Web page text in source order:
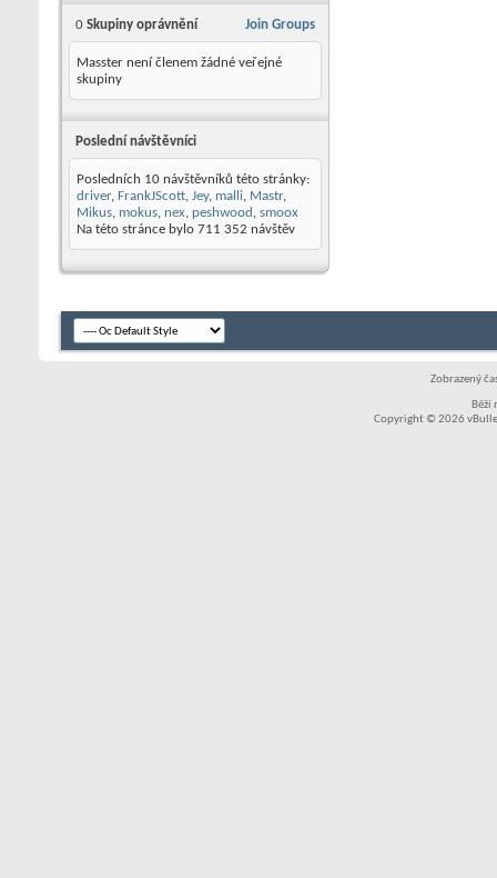
Join Groups
0 Skupiny oprávnění
Masster není členem žádné veřejné
skupiny
Poslední návštěvníci
Posledních 10 návštěvníků této stránky:
driver, FrankJScott, Jey, malli, Mastr,
Mikus, mokus, nex, peshwood , smoox
Na této stránce bylo 711 352 návštěv
Zobrazený
Běží
Copyright © 2026